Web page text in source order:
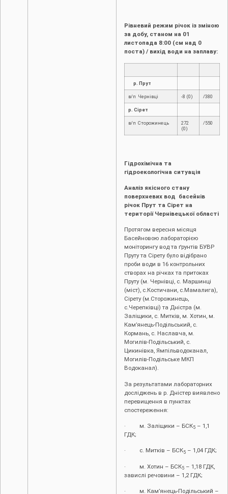
Рівневий режим річок із зміною
за добу, станом на 01
листопада 8:00 (см над 0
поста) / вихід води на заплаву:
р. Прут
в/п Чернівці -8 (0) /380
р. Сірет
в/п Сторожинець
272
(0)
/550
Гідрохімічна та
гідроекологічна ситуація
Аналіз якісного стану
поверхневих вод басейнів
річок Прут та Сірет на
території Чернівецької області
Протягом вересня місяця
Басейновою лабораторією
моніторингу вод та ґрунтів БУВР
Пруту та Сірету було відібрано
проби води в 16 контрольних
створах на річках та притоках
Пруту (м. Чернівці, с. Маршинці
(міст), с.Костичани, с.Мамалига),
Сірету (м.Сторожинець,
с.Черепківці) та Дністра (м.
Заліщики, с. Митків, м. Хотин, м.
Кам’янець-Подільський, с.
Кормань, с. Наславча, м.
Могилів-Подільський, с.
Цикинівка, Ямпільводоканал,
Могилів-Подільське МКП
Водоканал).
За результатами лабораторних
досліджень в р. Дністер виявлено
перевищення в пунктах
спостереження:
· м. Заліщики – БСК5 – 1,1
ГДК;
· с. Митків – БСК5 – 1,04 ГДК;
· м. Хотин – БСК5 – 1,18 ГДК,
завислі речовини – 1,2 ГДК;
· м. Кам’янець-Подільський –